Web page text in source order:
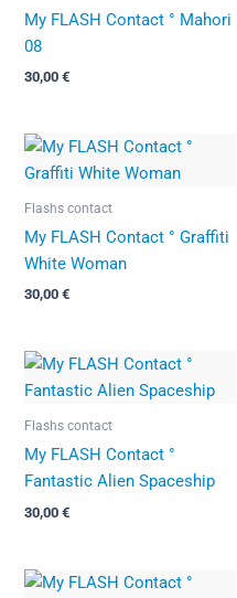
My FLASH Contact ° Mahori
08
30,00€
Flashs contact
My FLASH Contact ° Graffiti
White Woman
30,00€
Flashs contact
My FLASH Contact °
Fantastic Alien Spaceship
30,00€